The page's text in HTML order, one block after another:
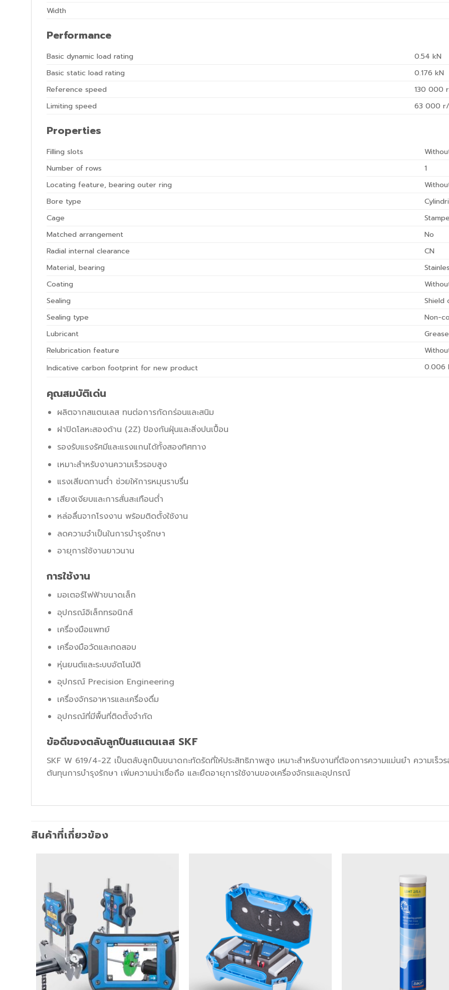
Width
Performance
Basic dynamic load rating 0.54 kN
Basic static load rating
0.176 kN
Reference speed
130 000
Limiting speed
63 000
Properties
Filling slots
Number of rows
1
Locating feature, bearing outer ring
Bore type
Cage
Matched arrangement
No
Radial internal clearance
CN
Material, bearing
Coating
Sealing
Shield
Sealing type
Non-
Lubricant
Grease
Relubrication feature
Indicative carbon footprint for new product
0.006
คุณสมบัติเด่น
ผลิตจากสแตนเลส ทนต่อการกัดกร่อนและสนิม
ฝาปิดโลหะสองด้าน (2Z) ป้องกันฝุ่นและสิ่งปนเปื้อน
รองรับแรงรัศมีและแรงแกนได้ทั้งสองทิศทาง
เหมาะสำหรับงานความเร็วรอบสูง
แรงเสียดทานต่ำ ช่วยให้การหมุนราบรื่น
เสียงเงียบและการสั่นสะเทือนต่ำ
หล่อลื่นจากโรงงาน พร้อมติดตั้งใช้งาน
ลดความจำเป็นในการบำรุงรักษา
อายุการใช้งานยาวนาน
การใช้งาน
มอเตอร์ไฟฟ้าขนาดเล็ก
อุปกรณ์อิเล็กทรอนิกส์
เครื่องมือแพทย์
เครื่องมือวัดและทดสอบ
หุ่นยนต์และระบบอัตโนมัติ
อุปกรณ์ Precision Engineering
เครื่องจักรอาหารและเครื่องดื่ม
อุปกรณ์ที่มีพื้นที่ติดตั้งจำกัด
ข้อดีของตลับลูกปืนสแตนเลส SKF
SKF W 619/4-2Z เป็นตลับลูกปืนขนาดกะทัดรัดที่ให้ประสิทธิภาพสูง เหมาะสำหรับงานที่ต้องการความแม่นยำ ความเร็
ต้นทุนการบำรุงรักษา เพิ่มความน่าเชื่อถือ และยืดอายุการใช้งานของเครื่องจักรและอุปกรณ์
สินค้าที่เกี่ยวข้อง